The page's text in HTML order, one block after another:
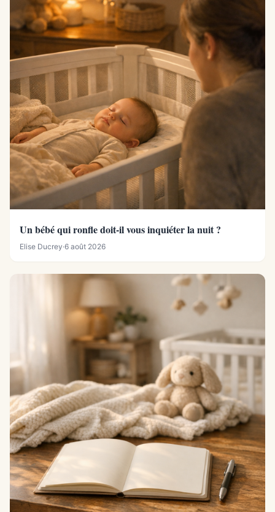
Un bébé qui ronfle doit-il vous inquiéter la nuit ?
Elise Ducrey·6 août 2026